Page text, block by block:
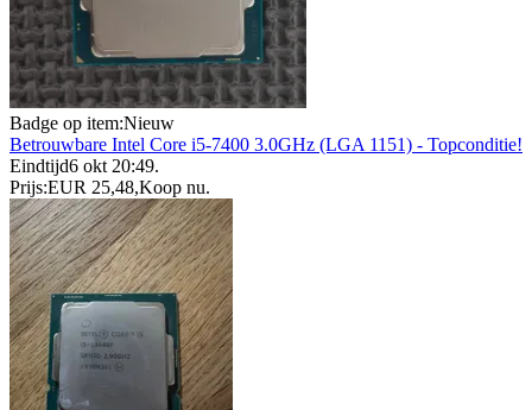
Badge op item:Nieuw
Betrouwbare Intel Core i5-7400 3.0GHz (LGA 1151) - Topconditie!
Eindtijd6 okt 20:49.
Prijs:EUR 25,48,Koop nu.